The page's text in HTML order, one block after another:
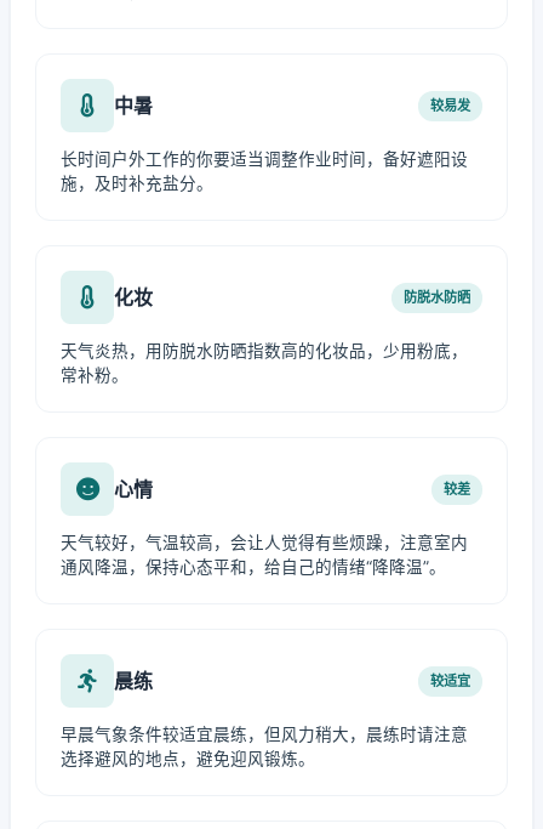
中暑 较易发
长时间户外工作的你要适当调整作业时间，备好遮阳设
施，及时补充盐分。
化妆 防脱水防晒
天气炎热，用防脱水防晒指数高的化妆品，少用粉底，
常补粉。
心情 较差
天气较好，气温较高，会让人觉得有些烦躁，注意室内
通风降温，保持心态平和，给自己的情绪“降降温”。
晨练 较适宜
早晨气象条件较适宜晨练，但风力稍大，晨练时请注意
选择避风的地点，避免迎风锻炼。